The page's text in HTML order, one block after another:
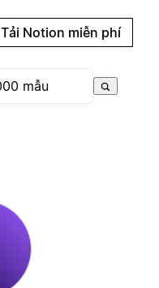
Tải Notion miễn phí